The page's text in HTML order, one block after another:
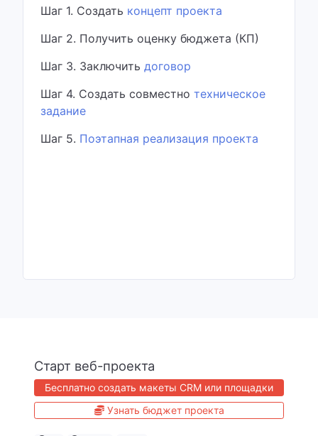
Шаг 1. Создать концепт проекта
Шаг 2. Получить оценку бюджета (КП)
Шаг 3. Заключить договор
Шаг 4. Создать совместно техническое
задание
Шаг 5. Поэтапная реализация проекта
Старт веб-проекта
Бесплатно создать макеты CRM или площадки
Узнать бюджет проекта